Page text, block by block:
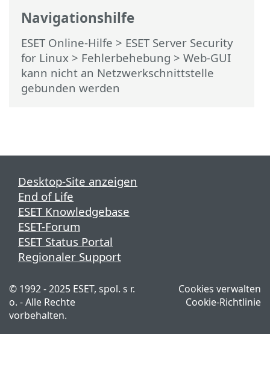
Navigationshilfe
ESET Online-Hilfe > ESET Server Security
for Linux > Fehlerbehebung > Web-GUI
kann nicht an Netzwerkschnittstelle
gebunden werden
Desktop-Site anzeigen
End of Life
ESET Knowledgebase
ESET-Forum
ESET Status Portal
Regionaler Support
© 1992 - 2025 ESET, spol. s r.
o. - Alle Rechte
vorbehalten.
Cookies verwalten
Cookie-Richtlinie